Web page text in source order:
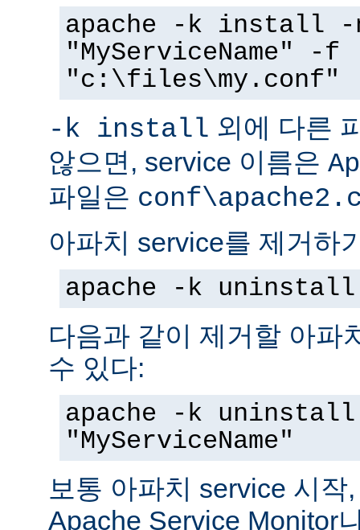
apache -k install -
"MyServiceName" -f
"c:\files\my.conf"
-k install 외에 다른
않으면, service 이름은
파일은
아파치 service를 제거하
apache -k uninstall
다음과 같이 제거할 아파
수 있다:
apache -k
"MyServiceName"
보통 아파치 service 시작
Apache Service Monitor